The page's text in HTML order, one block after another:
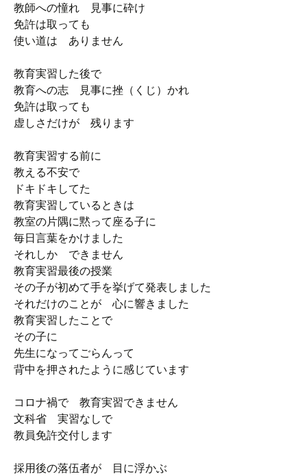
教師への憧れ 見事に砕け
免許は取っても
使い道は ありません
教育実習した後で
教育への志 見事に挫（くじ）かれ
免許は取っても
虚しさだけが 残ります
教育実習する前に
教える不安で
ドキドキしてた
教育実習しているときは
教室の片隅に黙って座る子に
毎日言葉をかけました
それしか できません
教育実習最後の授業
その子が初めて手を挙げて発表しました
それだけのことが 心に響きました
教育実習したことで
その子に
先生になってごらんって
背中を押されたように感じています
コロナ禍で 教育実習できません
文科省 実習なしで
教員免許交付します
採用後の落伍者が 目に浮かぶ